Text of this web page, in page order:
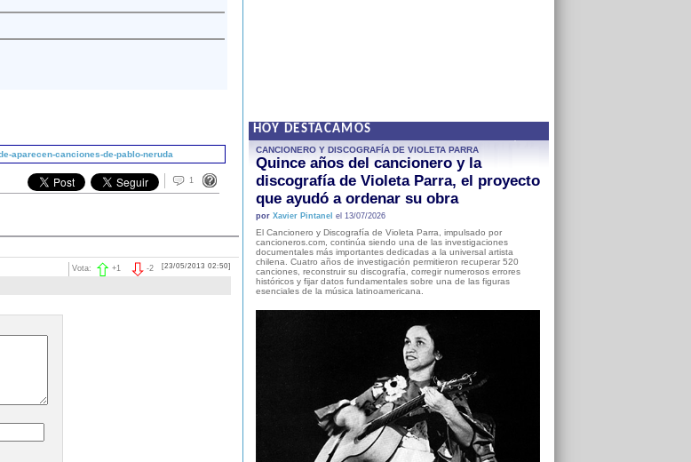
aparecen-canciones-de-pablo-neruda
1
[23/05/2013 02:50]
-2
Vota: +1
HOY DESTACAMOS
CANCIONERO Y DISCOGRAFÍA DE VIOLETA PARRA
Quince años del cancionero y la
discografía de Violeta Parra, el proyecto
que ayudó a ordenar su obra
por Xavier Pintanel el 13/07/2026
El Cancionero y Discografía de Violeta Parra, impulsado por
cancioneros.com, continúa siendo una de las investigaciones
documentales más importantes dedicadas a la universal artista
chilena. Cuatro años de investigación permitieron recuperar 520
canciones, reconstruir su discografía, corregir numerosos errores
históricos y fijar datos fundamentales sobre una de las figuras
esenciales de la música latinoamericana.